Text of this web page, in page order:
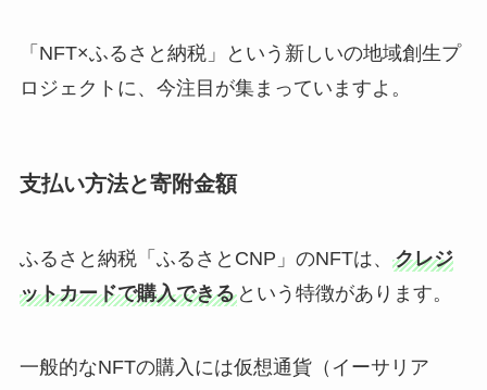
「NFT×ふるさと納税」という新しいの地域創生プ
ロジェクトに、今注目が集まっていますよ。
支払い方法と寄附金額
ふるさと納税「ふるさとCNP」のNFTは、 クレジ
ットカードで購入できるという特徴があります。
一般的なNFTの購入には仮想通貨（イーサリア